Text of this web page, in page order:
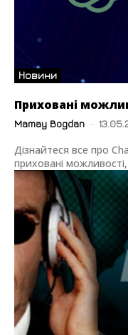
Новини
Приховані
Mamay Bogdan -
Дізнайтеся все про
приховані можливості,